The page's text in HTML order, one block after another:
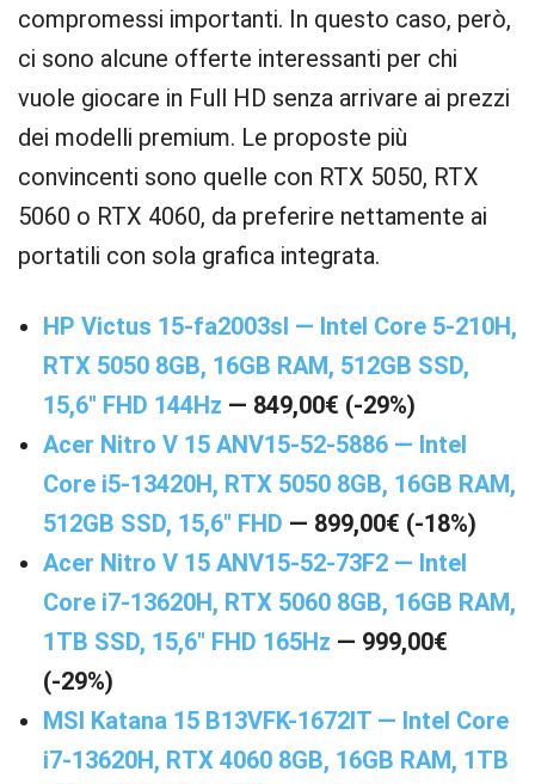
compromessi importanti. In questo caso, però,
ci sono alcune offerte interessanti per chi
vuole giocare in Full HD senza arrivare ai prezzi
dei modelli premium. Le proposte più
convincenti sono quelle con RTX 5050, RTX
5060 o RTX 4060, da preferire nettamente ai
portatili con sola grafica integrata.
HP Victus 15-fa2003sl — Intel Core 5-210H,
RTX 5050 8GB, 16GB RAM, 512GB SSD,
15,6″ FHD 144Hz — 849,00€ (-29%)
Acer Nitro V 15 ANV15-52-5886 — Intel
Core i5-13420H, RTX 5050 8GB, 16GB RAM,
512GB SSD, 15,6″ FHD — 899,00€ (-18%)
Acer Nitro V 15 ANV15-52-73F2 — Intel
Core i7-13620H, RTX 5060 8GB, 16GB RAM,
1TB SSD, 15,6″ FHD 165Hz — 999,00€
(-29%)
MSI Katana 15 B13VFK-1672IT — Intel Core
i7-13620H, RTX 4060 8GB, 16GB RAM, 1TB